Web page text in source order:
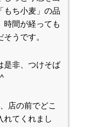
もち小麦」の品
時間が経っても
うです。
是非、つけそば
店の前でどこ
れてくれまし